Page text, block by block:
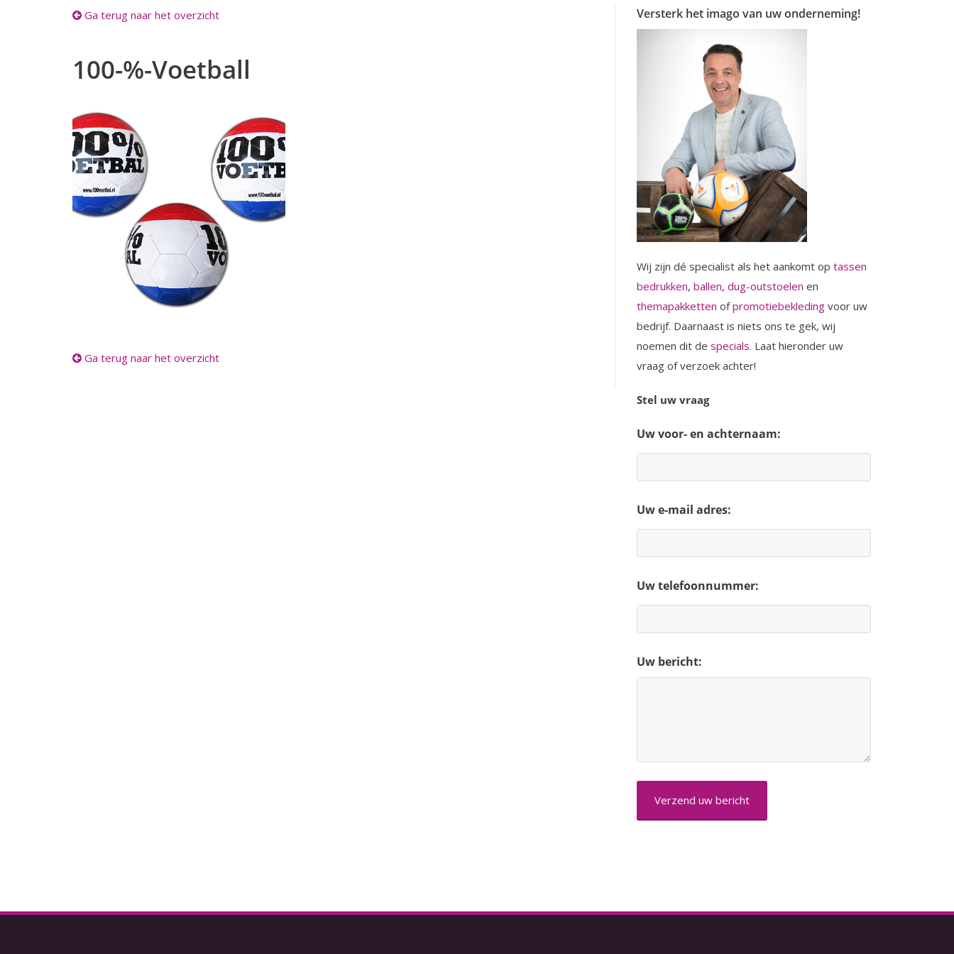
Ga terug naar het overzicht
100-%-Voetball
Ga terug naar het overzicht
Versterk het imago van uw onderneming!
Wij zijn dé specialist als het aankomt op tassen
bedrukken, ballen, dug-outstoelen en
themapakketten ofpromotiebekleding voor uw
bedrijf. Daarnaast is niets ons te gek, wij
noemen dit de specials. Laat hieronder uw
vraag of verzoek achter!
Stel uw vraag
Uw voor- en achternaam:
Uw e-mail adres:
Uw telefoonnummer:
Uw bericht:
CAPTCHA